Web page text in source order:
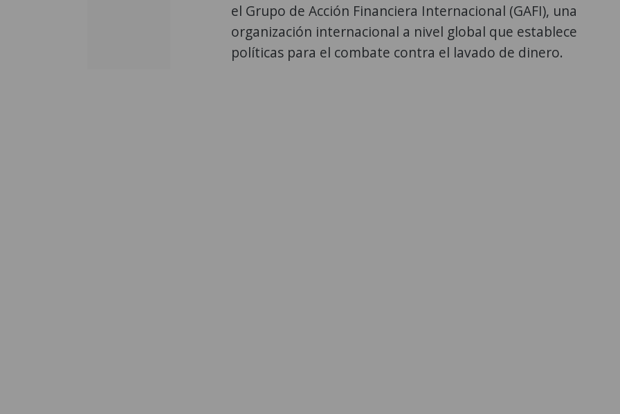
el Grupo de Acción Financiera Internacional (GAFI), una
organización internacional a nivel global que establece
políticas para el combate contra el lavado de dinero.